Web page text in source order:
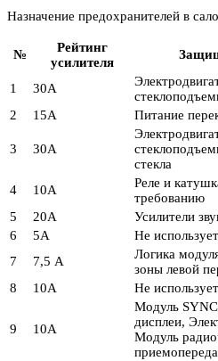
Назначение предохранителей в
№
Рейтинг
усилителя
1 30А
2
15А Питание
3 30А
стекла
4
10А
Реле и
требованию
5
20А
Усилители
6
5А
Не
7
7,5 А
Логика
зоны левой
8
10А Не
9 10А
Модуль
дисплеи,
Модуль